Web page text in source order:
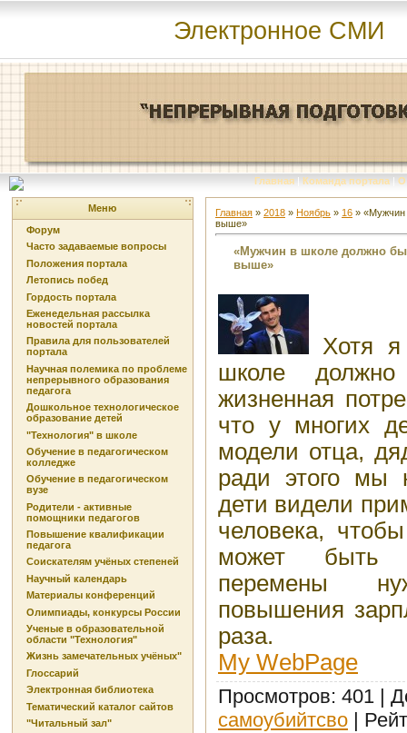
Электронное СМИ
Главная | Команда портала | О
Меню
Форум
Часто задаваемые вопросы
Положения портала
Летопись побед
Гордость портала
Еженедельная рассылка
новостей портала
Правила для пользователей
портала
Научная полемика по проблеме
непрерывного образования
педагога
Дошкольное технологическое
образование детей
"Технология" в школе
Обучение в педагогическом
колледже
Обучение в педагогическом
вузе
Родители - активные
помощники педагогов
Повышение квалификации
педагога
Соискателям учёных степеней
Научный календарь
Материалы конференций
Олимпиады, конкурсы России
Ученые в образовательной
области "Технология"
Жизнь замечательных учёных"
Глоссарий
Электронная библиотека
Тематический каталог сайтов
"Читальный зал"
Главная » 2018 » Ноябрь » 16 » «Мужчин
выше»
«Мужчин в школе должно
выше»
Хотя
школе
жизненная
что у многих
модели отца,
ради этого мы
дети видели
человека,
может быть
перемены
повышения
раза.
My WebPage
Просмотров: 401 |
самоубийтсво |